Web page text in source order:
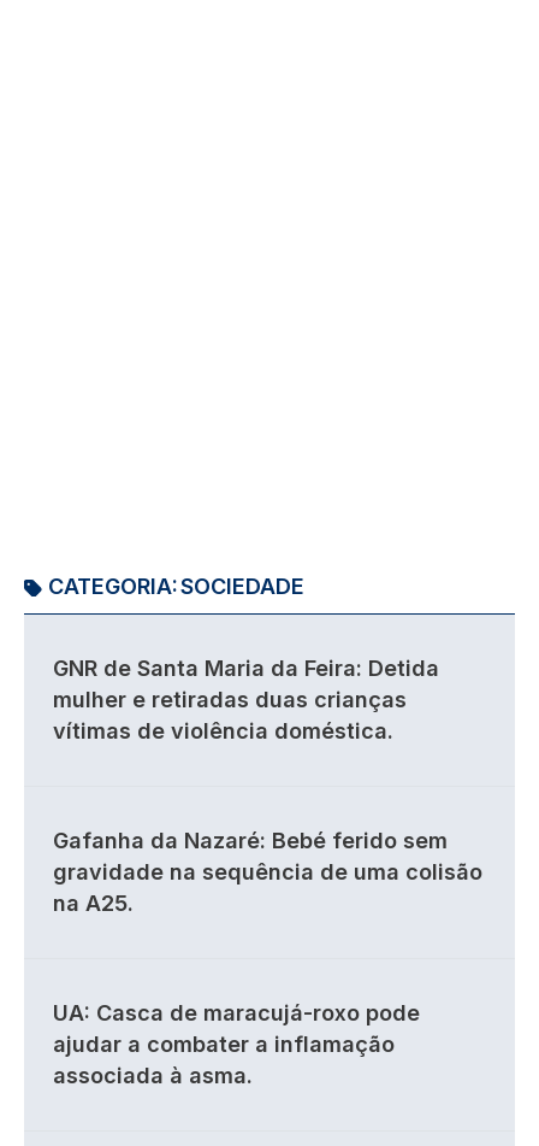
CATEGORIA:SOCIEDADE
GNR de Santa Maria da Feira: Detida
mulher e retiradas duas crianças
vítimas de violência doméstica.
Gafanha da Nazaré: Bebé ferido sem
gravidade na sequência de uma colisão
na A25.
UA: Casca de maracujá-roxo pode
ajudar a combater a inflamação
associada à asma.